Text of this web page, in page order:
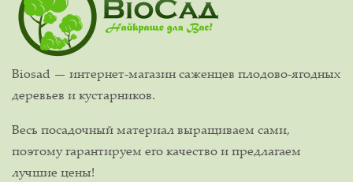
Biosad — интернет-магазин саженцев плодово-ягодных
деревьев и кустарников.
Весь посадочный материал выращиваем сами,
поэтому гарантируем его качество и предлагаем
лучшие цены!